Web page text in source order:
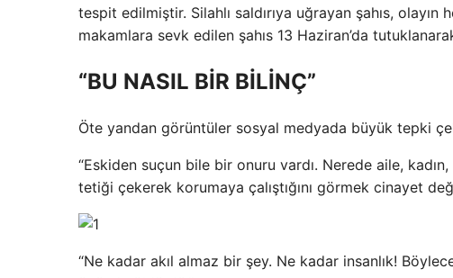
tespit edilmiştir. Silahlı saldırıya uğrayan şahıs,
makamlara sevk edilen şahıs 13 Haziran’da
“BU NASIL BİR BİLİNÇ”
Öte yandan görüntüler sosyal medyada büyük tepki
“Eskiden suçun bile bir onuru vardı. Nerede aile,
tetiği çekerek korumaya çalıştığını görmek cinayet
“Ne kadar akıl almaz bir şey. Ne kadar insanlık!